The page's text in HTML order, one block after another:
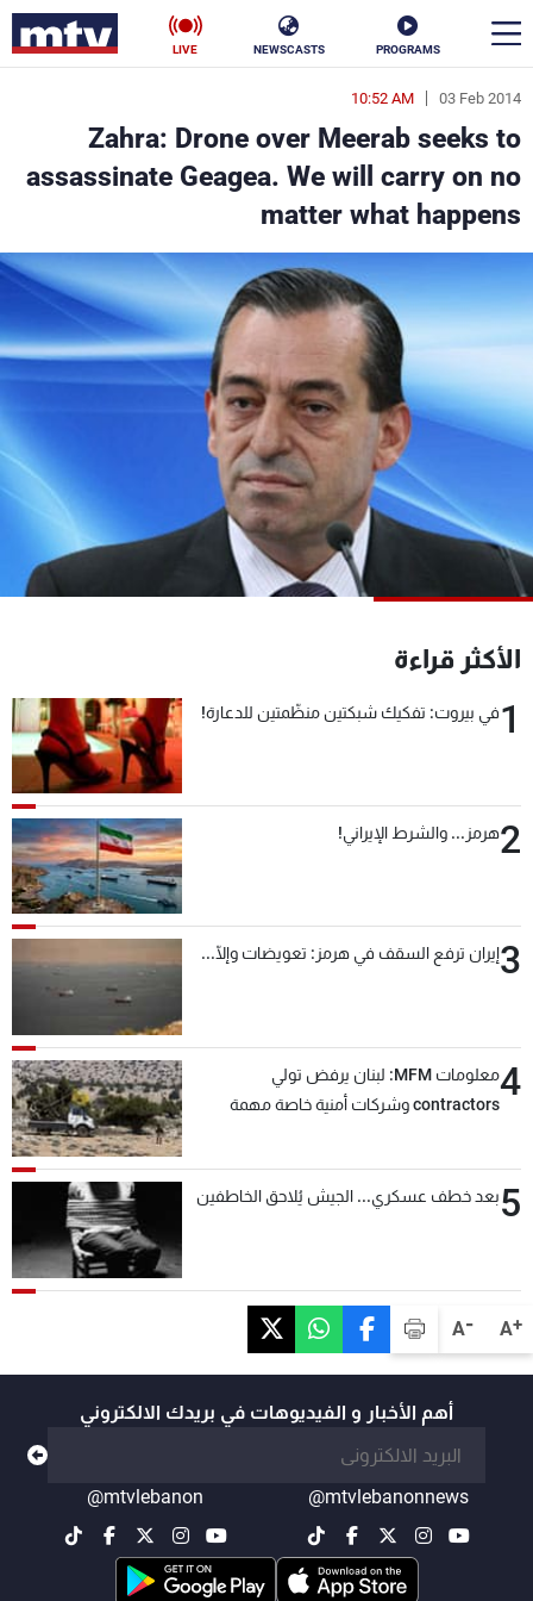
PROGRAMS
NEWSCASTS
LIVE
A+
A-
03 Feb 2014
10:52 AM
Zahra: Drone over Meerab seeks to
assassinate Geagea. We will carry on no
matter what happens
الأكثر قراءة
1في بيروت: تفكيك شبكتين منظّمتين للدعارة!
2هرمز... والشرط الإيراني!
3إيران ترفع السقف في هرمز: تعويضات وإلّا...
4
معلومات MFM: لبنان يرفض تولي
contractors وشركات أمنية خاصة مهمة
5بعد خطف عسكري... الجيش يُلاحق الخاطفين
أهم الأخبار و الفيديوهات في بريدك الالكتروني
@mtvlebanonnews
@mtvlebanon
en
الأخبار
سياسة
فن
منوعات رياضة
كأس العالم
جدول البرامج
شاهد البرامج
الترددات
عن MTV
لاعلاناتكم
شروط الإسـتخدام
سياسة الخصوصية